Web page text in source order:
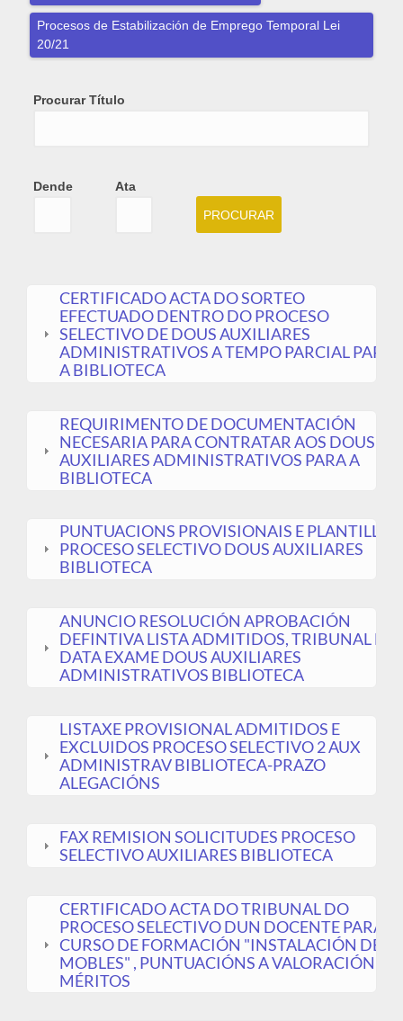
Procesos de Estabilización de Emprego Temporal Lei
20/21
Procurar Título
Dende
Ata
CERTIFICADO ACTA DO SORTEO
EFECTUADO DENTRO DO PROCESO
SELECTIVO DE DOUS AUXILIARES
ADMINISTRATIVOS A TEMPO PARCIAL PARA
A BIBLIOTECA
REQUIRIMENTO DE DOCUMENTACIÓN
NECESARIA PARA CONTRATAR AOS DOUS
AUXILIARES ADMINISTRATIVOS PARA A
BIBLIOTECA
PUNTUACIONS PROVISIONAIS E PLANTILLAS
PROCESO SELECTIVO DOUS AUXILIARES
BIBLIOTECA
ANUNCIO RESOLUCIÓN APROBACIÓN
DEFINTIVA LISTA ADMITIDOS, TRIBUNAL E
DATA EXAME DOUS AUXILIARES
ADMINISTRATIVOS BIBLIOTECA
LISTAXE PROVISIONAL ADMITIDOS E
EXCLUIDOS PROCESO SELECTIVO 2 AUX
ADMINISTRAV BIBLIOTECA-PRAZO
ALEGACIÓNS
FAX REMISION SOLICITUDES PROCESO
SELECTIVO AUXILIARES BIBLIOTECA
CERTIFICADO ACTA DO TRIBUNAL DO
PROCESO SELECTIVO DUN DOCENTE PARA O
CURSO DE FORMACIÓN "INSTALACIÓN DE
MOBLES" , PUNTUACIÓNS A VALORACIÓN DE
MÉRITOS